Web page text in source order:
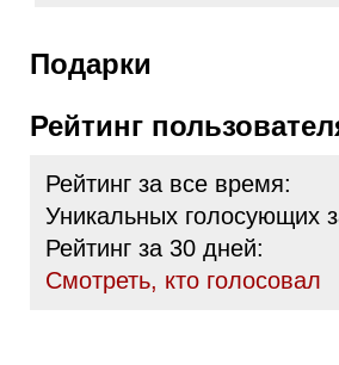
Подарки
Рейтинг
Рейтинг за все время:
Уникальных голосующих
Рейтинг за 30 дней:
Cмотреть, кто голосовал